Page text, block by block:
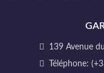
139 Avenue
Téléphone: